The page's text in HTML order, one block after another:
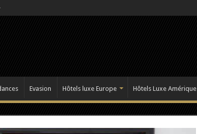
Evasion Hôtels luxe Europe Hôtels Luxe Amérique